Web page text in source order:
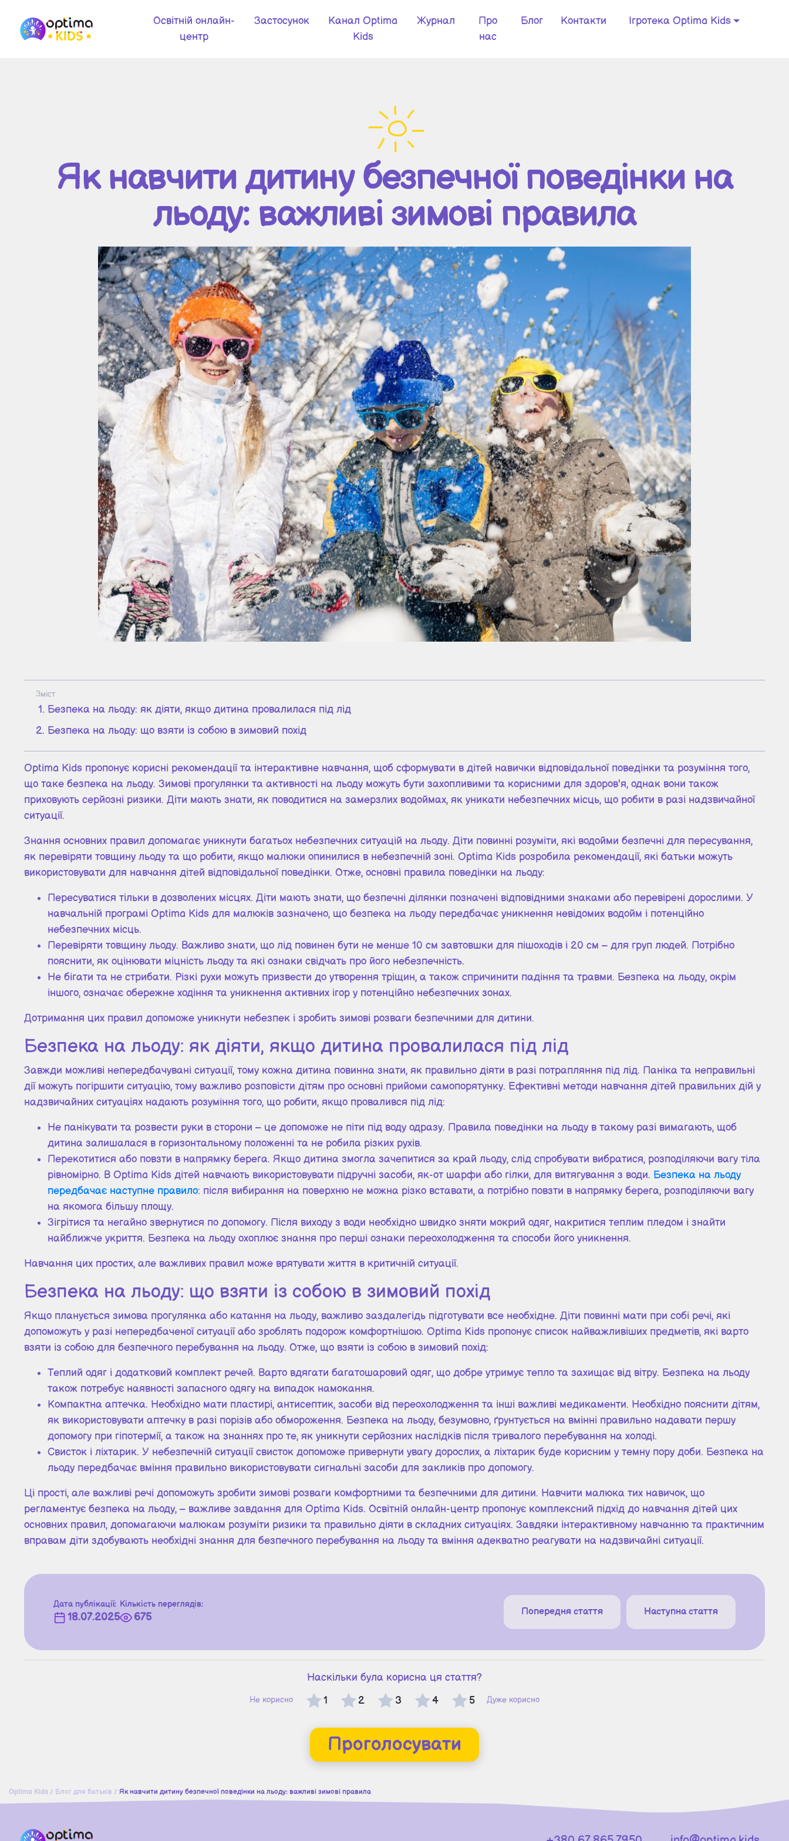
Освітній онлайн-
центр
Застосунок
Канал Optima
Kids
Журнал
Про
нас
Блог Контакти Ігротека Optima Kids
Як навчити дитину безпечної поведінки на
льоду: важливі зимові правила
Зміст
Безпека на льоду: як діяти, якщо дитина провалилася під лід
Безпека на льоду: що взяти із собою в зимовий похід
Optima Kids пропонує корисні рекомендації та інтерактивне навчання, щоб сформувати в дітей навички відповідальної поведінки та розуміння того,
що таке безпека на льоду. Зимові прогулянки та активності на льоду можуть бути захопливими та корисними для здоров'я, однак вони також
приховують серйозні ризики. Діти мають знати, як поводитися на замерзлих водоймах, як уникати небезпечних місць, що робити в разі надзвичайної
ситуації.
Знання основних правил допомагає уникнути багатьох небезпечних ситуацій на льоду. Діти повинні розуміти, які водойми безпечні для пересування,
як перевіряти товщину льоду та що робити, якщо малюки опинилися в небезпечній зоні. Optima Kids розробила рекомендації, які батьки можуть
використовувати для навчання дітей відповідальної поведінки. Отже, основні правила поведінки на льоду:
Пересуватися тільки в дозволених місцях. Діти мають знати, що безпечні ділянки позначені відповідними знаками або перевірені дорослими. У
навчальній програмі Optima Kids для малюків зазначено, що безпека на льоду передбачає уникнення невідомих водойм і потенційно
небезпечних місць.
Перевіряти товщину льоду. Важливо знати, що лід повинен бути не менше 10 см завтовшки для пішоходів і 20 см – для груп людей. Потрібно
пояснити, як оцінювати міцність льоду та які ознаки свідчать про його небезпечність.
Не бігати та не стрибати. Різкі рухи можуть призвести до утворення тріщин, а також спричинити падіння та травми. Безпека на льоду, окрім
іншого, означає обережне ходіння та уникнення активних ігор у потенційно небезпечних зонах.
Дотримання цих правил допоможе уникнути небезпек і зробить зимові розваги безпечними для дитини.
Безпека на льоду: як діяти, якщо дитина провалилася під лід
Завжди можливі непередбачувані ситуації, тому кожна дитина повинна знати, як правильно діяти в разі потрапляння під лід. Паніка та неправильні
дії можуть погіршити ситуацію, тому важливо розповісти дітям про основні прийоми самопорятунку. Ефективні методи навчання дітей правильних дій у
надзвичайних ситуаціях надають розуміння того, що робити, якщо провалився під лід:
Не панікувати та розвести руки в сторони – це допоможе не піти під воду одразу. Правила поведінки на льоду в такому разі вимагають, щоб
дитина залишалася в горизонтальному положенні та не робила різких рухів.
Перекотитися або повзти в напрямку берега. Якщо дитина змогла зачепитися за край льоду, слід спробувати вибратися, розподіляючи вагу тіла
рівномірно. В Optima Kids дітей навчають використовувати підручні засоби, як-от шарфи або гілки, для витягування з води. Безпека на льоду
передбачає наступне правило: після вибирання на поверхню не можна різко вставати, а потрібно повзти в напрямку берега, розподіляючи вагу
на якомога більшу площу.
Зігрітися та негайно звернутися по допомогу. Після виходу з води необхідно швидко зняти мокрий одяг, накритися теплим пледом і знайти
найближче укриття. Безпека на льоду охоплює знання про перші ознаки переохолодження та способи його уникнення.
Навчання цих простих, але важливих правил може врятувати життя в критичній ситуації.
Безпека на льоду: що взяти із собою в зимовий похід
Якщо планується зимова прогулянка або катання на льоду, важливо заздалегідь підготувати все необхідне. Діти повинні мати при собі речі, які
допоможуть у разі непередбаченої ситуації або зроблять подорож комфортнішою. Optima Kids пропонує список найважливіших предметів, які варто
взяти із собою для безпечного перебування на льоду. Отже, що взяти із собою в зимовий похід:
Теплий одяг і додатковий комплект речей. Варто вдягати багатошаровий одяг, що добре утримує тепло та захищає від вітру. Безпека на льоду
також потребує наявності запасного одягу на випадок намокання.
Компактна аптечка. Необхідно мати пластирі, антисептик, засоби від переохолодження та інші важливі медикаменти. Необхідно пояснити дітям,
як використовувати аптечку в разі порізів або обмороження. Безпека на льоду, безумовно, ґрунтується на вмінні правильно надавати першу
допомогу при гіпотермії, а також на знаннях про те, як уникнути серйозних наслідків після тривалого перебування на холоді.
Свисток і ліхтарик. У небезпечній ситуації свисток допоможе привернути увагу дорослих, а ліхтарик буде корисним у темну пору доби. Безпека на
льоду передбачає вміння правильно використовувати сигнальні засоби для закликів про допомогу.
Ці прості, але важливі речі допоможуть зробити зимові розваги комфортними та безпечними для дитини. Навчити малюка тих навичок, що
регламентує безпека на льоду, – важливе завдання для Optima Kids. Освітній онлайн-центр пропонує комплексний підхід до навчання дітей цих
основних правил, допомагаючи малюкам розуміти ризики та правильно діяти в складних ситуаціях. Завдяки інтерактивному навчанню та практичним
вправам діти здобувають необхідні знання для безпечного перебування на льоду та вміння адекватно реагувати на надзвичайні ситуації.
Дата публікації:
18.07.2025
Кількість переглядів:
675 Попередня стаття Наступна стаття
Наскільки була корисна ця стаття?
Не корисно 1 2 3 4 5 Дуже корисно
Проголосувати
Optima Kids / Блог для батьків / Як навчити дитину безпечної поведінки на льоду: важливі зимові правила